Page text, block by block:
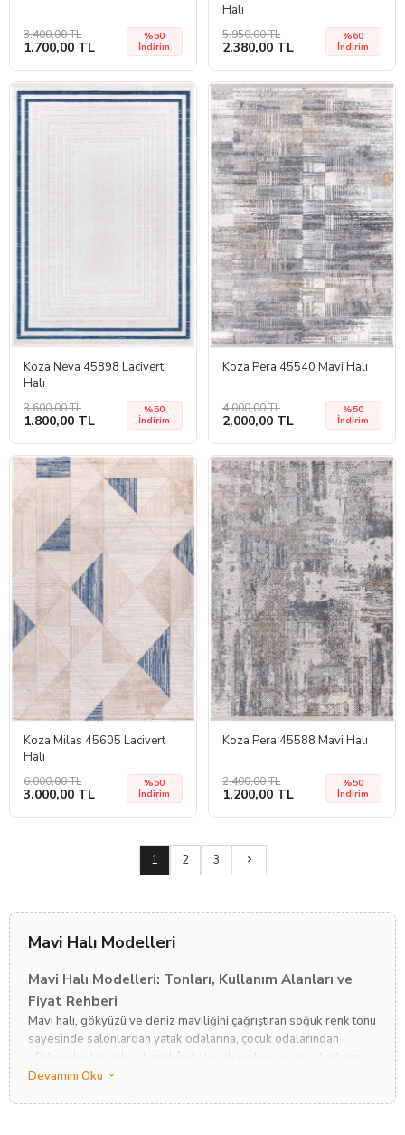
3.400,00 TL
1.700,00 TL
%50
İndirim
Halı
5.950,00 TL
2.380,00 TL
%60
İndirim
Koza Neva 45898 Lacivert
Halı
3.600,00 TL
1.800,00 TL
%50
İndirim
Koza Pera 45540 Mavi Halı
4.000,00 TL
2.000,00 TL
%50
İndirim
Koza Milas 45605 Lacivert
Halı
6.000,00 TL
3.000,00 TL
%50
İndirim
Koza Pera 45588 Mavi Halı
2.400,00 TL
1.200,00 TL
%50
İndirim
1 2 3
Mavi Halı Modelleri
Mavi Halı Modelleri: Tonları, Kullanım Alanları ve
Fiyat Rehberi
Mavi halı, gökyüzü ve deniz maviliğini çağrıştıran soğuk renk tonu
sayesinde salonlardan yatak odalarına, çocuk odalarından
ofislere kadar pek çok mekânda tercih edilen, yaşam alanlarına
modern veya klasik bir atmosfer kazandıran tekstil ürünleridir.
Devamını Oku